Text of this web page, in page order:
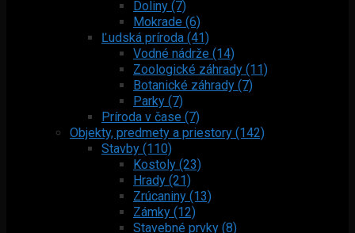
Doliny (7)
Mokrade (6)
Ľudská príroda (41)
Vodné nádrže (14)
Zoologické záhrady (11)
Botanické záhrady (7)
Parky (7)
Príroda v čase (7)
Objekty, predmety a priestory (142)
Stavby (110)
Kostoly (23)
Hrady (21)
Zrúcaniny (13)
Zámky (12)
Stavebné prvky (8)